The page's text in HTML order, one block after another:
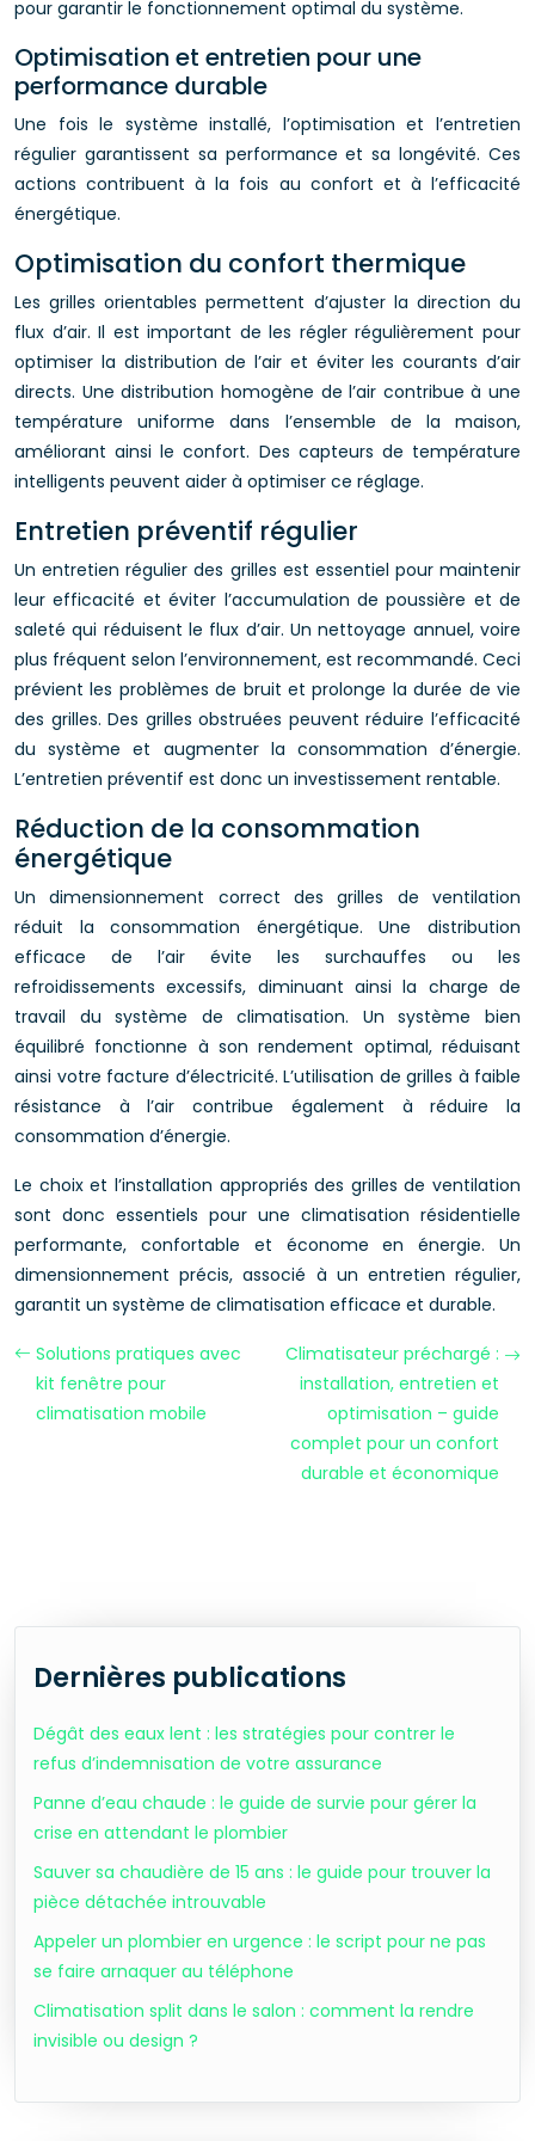
pour garantir le fonctionnement optimal du système.
Optimisation et entretien pour une
performance durable
Une fois le système installé, l’optimisation et l’entretien
régulier garantissent sa performance et sa longévité. Ces
actions contribuent à la fois au confort et à l’efficacité
énergétique.
Optimisation du confort thermique
Les grilles orientables permettent d’ajuster la direction du
flux d’air. Il est important de les régler régulièrement pour
optimiser la distribution de l’air et éviter les courants d’air
directs. Une distribution homogène de l’air contribue à une
température uniforme dans l’ensemble de la maison,
améliorant ainsi le confort. Des capteurs de température
intelligents peuvent aider à optimiser ce réglage.
Entretien préventif régulier
Un entretien régulier des grilles est essentiel pour maintenir
leur efficacité et éviter l’accumulation de poussière et de
saleté qui réduisent le flux d’air. Un nettoyage annuel, voire
plus fréquent selon l’environnement, est recommandé. Ceci
prévient les problèmes de bruit et prolonge la durée de vie
des grilles. Des grilles obstruées peuvent réduire l’efficacité
du système et augmenter la consommation d’énergie.
L’entretien préventif est donc un investissement rentable.
Réduction de la consommation
énergétique
Un dimensionnement correct des grilles de ventilation
réduit la consommation énergétique. Une distribution
efficace de l’air évite les surchauffes ou les
refroidissements excessifs, diminuant ainsi la charge de
travail du système de climatisation. Un système bien
équilibré fonctionne à son rendement optimal, réduisant
ainsi votre facture d’électricité. L’utilisation de grilles à faible
résistance à l’air contribue également à réduire la
consommation d’énergie.
Le choix et l’installation appropriés des grilles de ventilation
sont donc essentiels pour une climatisation résidentielle
performante, confortable et économe en énergie. Un
dimensionnement précis, associé à un entretien régulier,
garantit un système de climatisation efficace et durable.
Solutions pratiques avec
kit fenêtre pour
climatisation mobile
Climatisateur préchargé :
installation, entretien et
optimisation – guide
complet pour un confort
durable et économique
Dernières publications
Dégât des eaux lent : les stratégies pour contrer le
refus d’indemnisation de votre assurance
Panne d’eau chaude : le guide de survie pour gérer la
crise en attendant le plombier
Sauver sa chaudière de 15 ans : le guide pour trouver la
pièce détachée introuvable
Appeler un plombier en urgence : le script pour ne pas
se faire arnaquer au téléphone
Climatisation split dans le salon : comment la rendre
invisible ou design ?